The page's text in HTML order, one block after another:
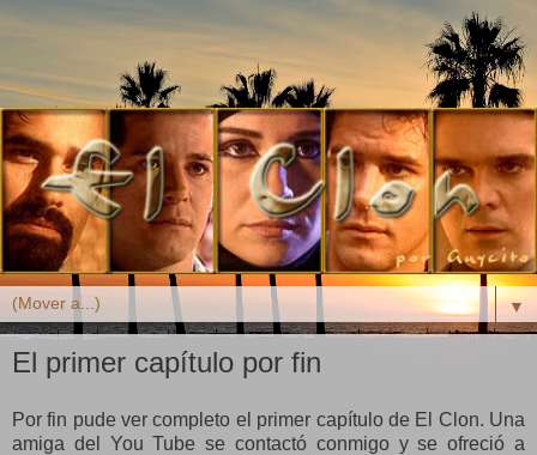
▼
El primer capítulo por fin
Por fin pude ver completo el primer capítulo de El Clon. Una
amiga del You Tube se contactó conmigo y se ofreció a